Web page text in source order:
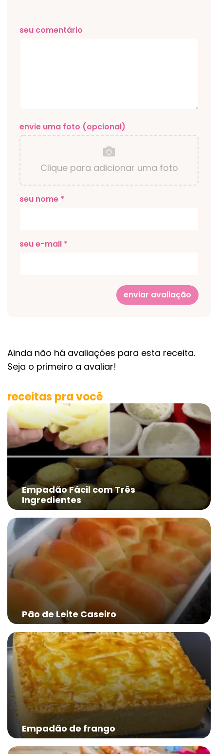
seu comentário
envie uma foto (opcional)
Clique para adicionar uma foto
seu nome *
seu e-mail *
enviar avaliação
Ainda não há avaliações para esta receita.
Seja o primeiro a avaliar!
receitas pra você
Empadão Fácil com Três
Ingredientes
Pão de Leite Caseiro
Empadão de frango